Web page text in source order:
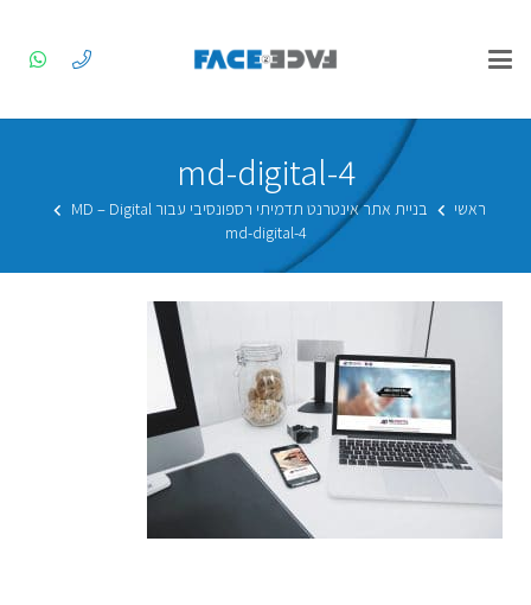
md-digital-4
ראשי
בניית אתר אינטרנט תדמיתי רספונסיבי עבור MD – Digital
md-digital-4